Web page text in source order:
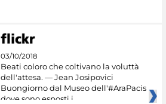
03/10/2018
Beati coloro che coltivano la voluttà
dell'attesa. — Jean Josipovici
Buongiorno dal Museo dell'#AraPacis
dove sono esposti i